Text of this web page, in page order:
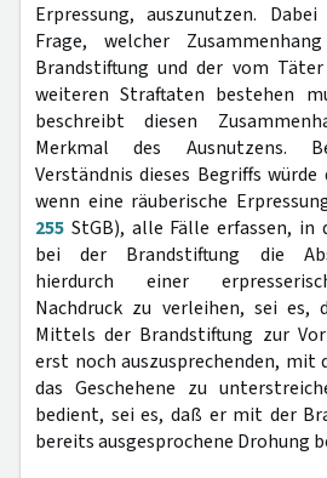
Erpressung, auszunutzen.
Frage, welcher
Brandstiftung und der vom
weiteren Straftaten bestehen
beschreibt diesen
Merkmal des Ausnutzens.
Verständnis dieses Begriffs
wenn eine räuberische
255 StGB), alle Fälle erfassen, in
bei der Brandstiftung die
hierdurch einer
Nachdruck zu verleihen, sei es,
Mittels der Brandstiftung zur
erst noch auszusprechenden, mit
das Geschehene zu
bedient, sei es, daß er mit der
bereits ausgesprochene Drohung